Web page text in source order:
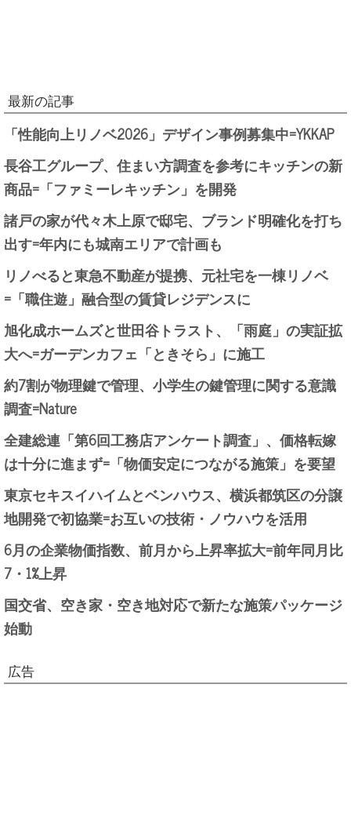
最新の記事
「性能向上リノベ2026」デザイン事例募集中=YKKAP
長谷工グループ、住まい方調査を参考にキッチンの新
商品=「ファミーレキッチン」を開発
諸戸の家が代々木上原で邸宅、ブランド明確化を打ち
出す=年内にも城南エリアで計画も
リノべると東急不動産が提携、元社宅を一棟リノベ
=「職住遊」融合型の賃貸レジデンスに
旭化成ホームズと世田谷トラスト、「雨庭」の実証拡
大へ=ガーデンカフェ「ときそら」に施工
約7割が物理鍵で管理、小学生の鍵管理に関する意識
調査=Nature
全建総連「第6回工務店アンケート調査」、価格転嫁
は十分に進まず=「物価安定につながる施策」を要望
東京セキスイハイムとベンハウス、横浜都筑区の分譲
地開発で初協業=お互いの技術・ノウハウを活用
6月の企業物価指数、前月から上昇率拡大=前年同月比
7・1%上昇
国交省、空き家・空き地対応で新たな施策パッケージ
始動
広告